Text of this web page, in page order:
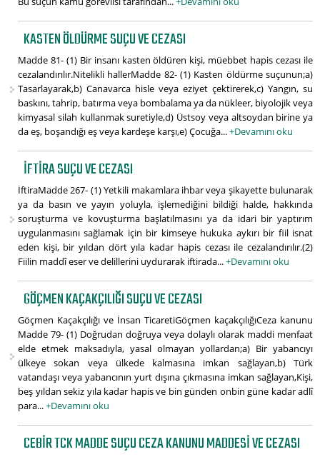
KASTEN ÖLDÜRME SUÇU VE CEZASI
Madde 81- (1) Bir insanı kasten öldüren kişi, müebbet hapis cezası ile
cezalandırılır.Nitelikli hallerMadde 82- (1) Kasten öldürme suçunun;a)
Tasarlayarak,b) Canavarca hisle veya eziyet çektirerek,c) Yangın, su
baskını, tahrip, batırma veya bombalama ya da nükleer, biyolojik veya
kimyasal silah kullanmak suretiyle,d) Üstsoy veya altsoydan birine ya
da eş, boşandığı eş veya kardeşe karşı,e) Çocuğa...+Devamını oku
İFTIRA SUÇU VE CEZASI
İftiraMadde 267- (1) Yetkili makamlara ihbar veya şikayette bulunarak
ya da basın ve yayın yoluyla, işlemediğini bildiği halde, hakkında
soruşturma ve kovuşturma başlatılmasını ya da idari bir yaptırım
uygulanmasını sağlamak için bir kimseye hukuka aykırı bir fiil isnat
eden kişi, bir yıldan dört yıla kadar hapis cezası ile cezalandırılır.(2)
Fiilin maddî eser ve delillerini uydurarak iftirada...+Devamını oku
GÖÇMEN KAÇAKÇILIĞI SUÇU VE CEZASI
Göçmen Kaçakçılığı ve İnsan TicaretiGöçmen kaçakçılığıCeza kanunu
Madde 79- (1) Doğrudan doğruya veya dolaylı olarak maddi menfaat
elde etmek maksadıyla, yasal olmayan yollardan;a) Bir yabancıyı
ülkeye sokan veya ülkede kalmasına imkan sağlayan,b) Türk
vatandaşı veya yabancının yurt dışına çıkmasına imkan sağlayan,Kişi,
beş yıldan sekiz yıla kadar hapis ve bin günden onbin güne kadar adlî
para...+Devamını oku
CEBIR TCK MADDE SUÇU CEZA KANUNU MADDESI VE CEZASI